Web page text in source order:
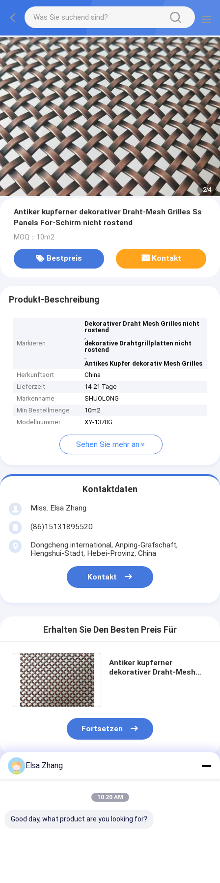
2/4
Antiker kupferner dekorativer Draht-Mesh Grilles Ss
Panels For-Schirm nicht rostend
MOQ：10m2
Bestpreis Kontakt
Produkt-Beschreibung
Markieren
Dekorativer Draht Mesh Grilles nicht
rostend
,
dekorative Drahtgrillplatten nicht
rostend
,
Antikes Kupfer dekorativ Mesh Grilles
Herkunftsort
China
Lieferzeit
14-21 Tage
Markenname
SHUOLONG
Min Bestellmenge
10m2
Modellnummer
XY-1370G
Sehen Sie mehr an
Kontaktdaten
Miss. Elsa Zhang
(86)15131895520
Dongcheng international, Anping-Grafschaft,
Hengshui-Stadt, Hebei-Provinz, China
Kontakt
Erhalten Sie Den Besten Preis Für
Antiker kupferner
dekorativer Draht-Mesh
Fortsetzen
Empfohlene Produkte
Elsa Zhang
10:20 AM
Good day, what product are you looking for?